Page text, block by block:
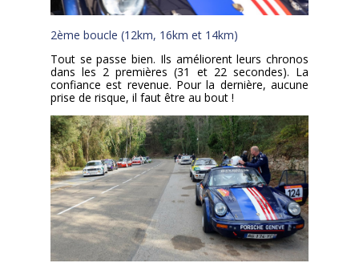
2ème boucle (12km, 16km et 14km)
Tout se passe bien. Ils améliorent leurs chronos
dans les 2 premières (31 et 22 secondes). La
confiance est revenue. Pour la dernière, aucune
prise de risque, il faut être au bout !